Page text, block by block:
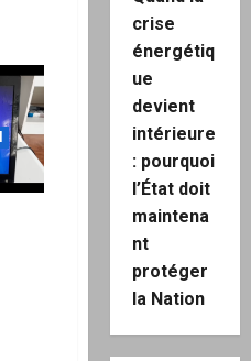
crise
énergétiq
ue
devient
intérieure
: pourquoi
l’État doit
maintena
nt
protéger
la Nation